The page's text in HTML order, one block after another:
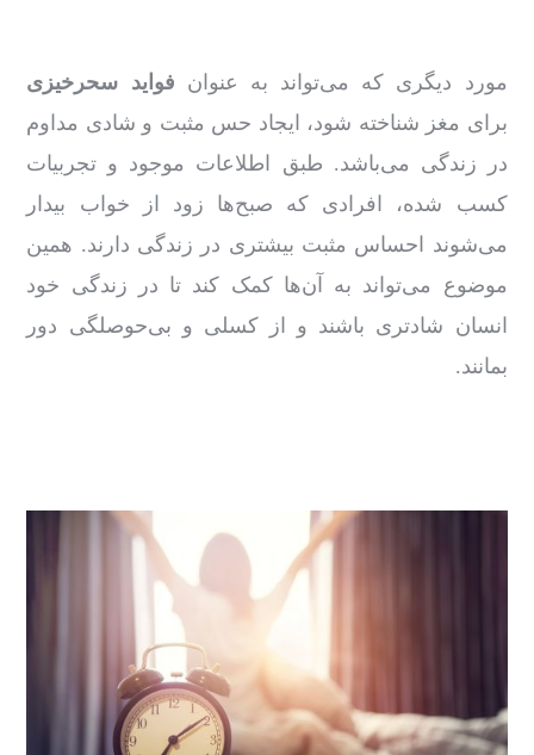
مورد دیگری که می‌تواند به‌ عنوان فواید سحرخیزی
برای مغز شناخته شود، ایجاد حس مثبت و شادی مداوم
در زندگی می‌باشد. طبق اطلاعات موجود و تجربیات
کسب شده، افرادی که صبح‌ها زود از خواب بیدار
می‌شوند احساس مثبت بیشتری در زندگی دارند. همین
موضوع می‌تواند به آن‌ها کمک کند تا در زندگی خود
انسان شادتری باشند و از کسلی و بی‌حوصلگی دور
بمانند.